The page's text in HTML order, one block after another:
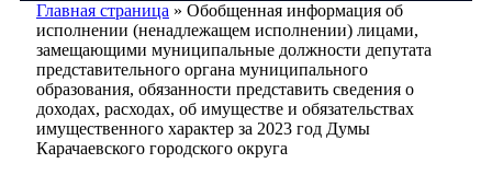
Главная страница » Обобщенная информация об
исполнении (ненадлежащем исполнении) лицами,
замещающими муниципальные должности депутата
представительного органа муниципального
образования, обязанности представить сведения о
доходах, расходах, об имуществе и обязательствах
имущественного характер за 2023 год Думы
Карачаевского городского округа